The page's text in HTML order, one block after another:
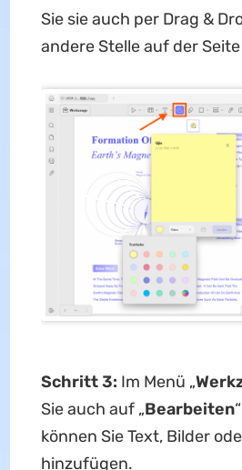
Sie sie auch per Drag &
andere Stelle auf der
Schritt 3: Im Menü „
Sie auch auf „Bearbeiten
können Sie Text, Bilder
hinzufügen.